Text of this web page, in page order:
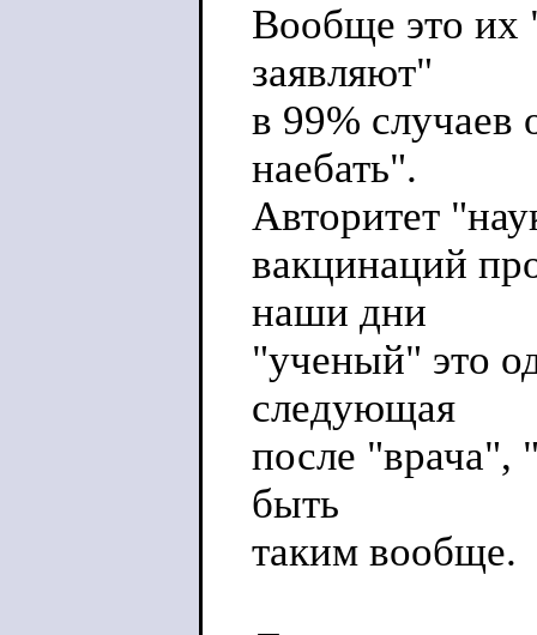
Вообще это их
заявляют"
в 99% случаев
наебать".
Авторитет
вакцинаций
наши дни
"ученый" это
следующая
после "врача",
быть
таким вообще.